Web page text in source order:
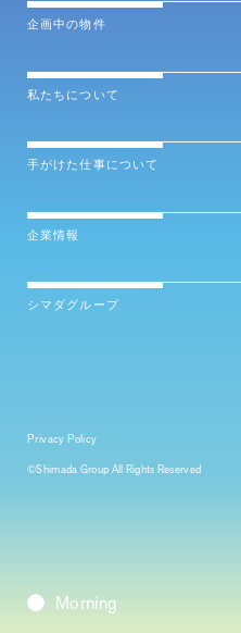
Daybreak
Morning
企画中の物件
私たちについて
手がけた仕事について
企業情報
シマダグループ
Privacy Policy
©Shimada Group All Rights Reserved